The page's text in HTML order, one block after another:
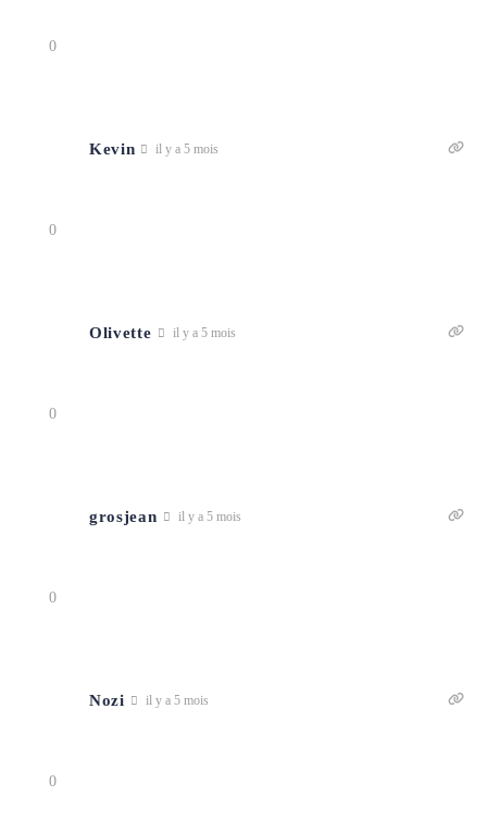
0
Kevin il y a 5 mois
0
Olivette il y a 5 mois
0
grosjean il y a 5 mois
0
Nozi il y a 5 mois
0